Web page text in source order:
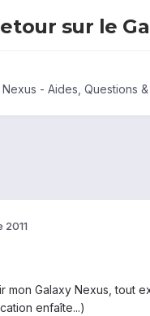
sur le
- Aides, Questions
2011
mon Galaxy Nexus, tout
enfaîte...)